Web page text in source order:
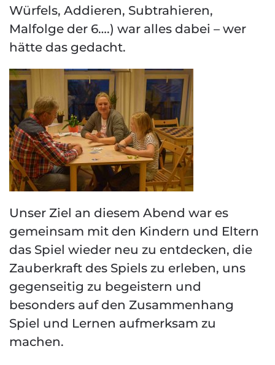
Würfels, Addieren, Subtrahieren,
Malfolge der 6….) war alles dabei – wer
hätte das gedacht.
Unser Ziel an diesem Abend war es
gemeinsam mit den Kindern und Eltern
das Spiel wieder neu zu entdecken, die
Zauberkraft des Spiels zu erleben, uns
gegenseitig zu begeistern und
besonders auf den Zusammenhang
Spiel und Lernen aufmerksam zu
machen.